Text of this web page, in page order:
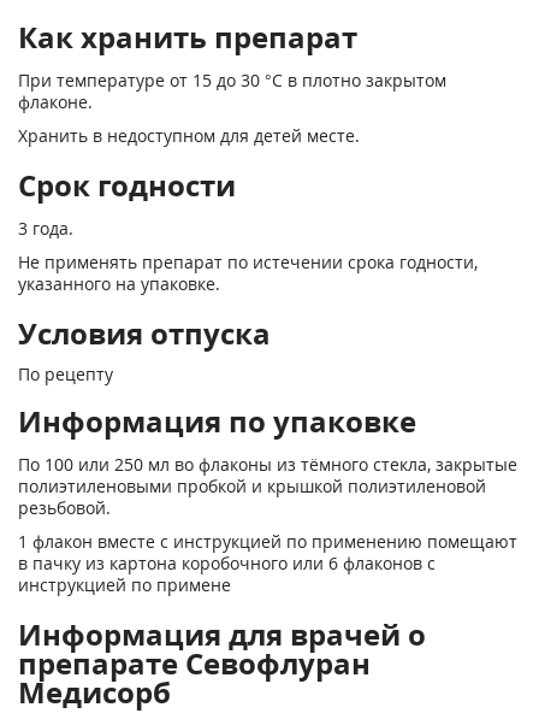
Как хранить препарат
При температуре от 15 до 30 °С в плотно закрытом
флаконе.
Хранить в недоступном для детей месте.
Срок годности
3 года.
Не применять препарат по истечении срока годности,
указанного на упаковке.
Условия отпуска
По рецепту
Информация по упаковке
По 100 или 250 мл во флаконы из тёмного стекла, закрытые
полиэтиленовыми пробкой и крышкой полиэтиленовой
резьбовой.
1 флакон вместе с инструкцией по применению помещают
в пачку из картона коробочного или 6 флаконов с
инструкцией по примене
Информация для врачей о
препарате Севофлуран
Медисорб